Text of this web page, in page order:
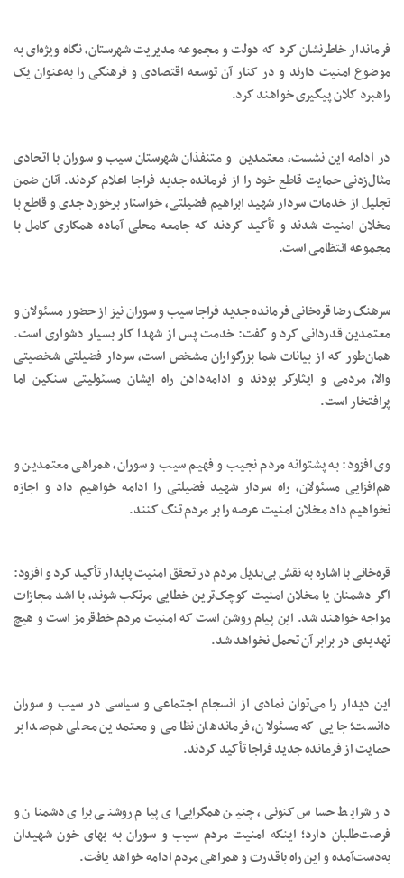
فرماندار خاطرنشان کرد که دولت و مجموعه مدیریت شهرستان، نگاه ویژه‌ای به
موضوع امنیت دارند و در کنار آن توسعه اقتصادی و فرهنگی را به‌عنوان یک
راهبرد کلان پیگیری خواهند کرد.
در ادامه این نشست، معتمدین و متنفذان شهرستان سیب و سوران با اتحادی
مثال‌زدنی حمایت قاطع خود را از فرمانده جدید فراجا اعلام کردند. آنان ضمن
تجلیل از خدمات سردار شهید ابراهیم فضیلتی، خواستار برخورد جدی و قاطع با
مخلان امنیت شدند و تأکید کردند که جامعه محلی آماده همکاری کامل با
مجموعه انتظامی است.
سرهنگ رضا قره‌خانی فرمانده جدید فراجا سیب و سوران نیز از حضور مسئولان و
معتمدین قدردانی کرد و گفت: خدمت پس از شهدا کار بسیار دشواری است.
همان‌طور که از بیانات شما بزرگواران مشخص است، سردار فضیلتی شخصیتی
والا، مردمی و ایثارگر بودند و ادامه‌دادن راه ایشان مسئولیتی سنگین اما
پرافتخار است.
وی افزود: به پشتوانه مردم نجیب و فهیم سیب و سوران، همراهی معتمدین و
هم‌افزایی مسئولان، راه سردار شهید فضیلتی را ادامه خواهیم داد و اجازه
نخواهیم داد مخلان امنیت عرصه را بر مردم تنگ کنند.
قره‌خانی با اشاره به نقش بی‌بدیل مردم در تحقق امنیت پایدار تأکید کرد و افزود:
اگر دشمنان یا مخلان امنیت کوچک‌ترین خطایی مرتکب شوند، با اشد مجازات
مواجه خواهند شد. این پیام روشن است که امنیت مردم خط‌قرمز است و هیچ
تهدیدی در برابر آن تحمل نخواهد شد.
این دیدار را می‌توان نمادی از انسجام اجتماعی و سیاسی در سیب و سوران
دانست؛ جایی که مسئولان، فرماندهان نظامی و معتمدین محلی هم‌صدا بر
حمایت از فرمانده جدید فراجا تأکید کردند.
در شرایط حساس کنونی، چنین همگرایی‌ای پیام روشنی برای دشمنان و
فرصت‌طلبان دارد؛ اینکه امنیت مردم سیب و سوران به بهای خون شهیدان
به‌دست‌آمده و این راه باقدرت و همراهی مردم ادامه خواهد یافت.